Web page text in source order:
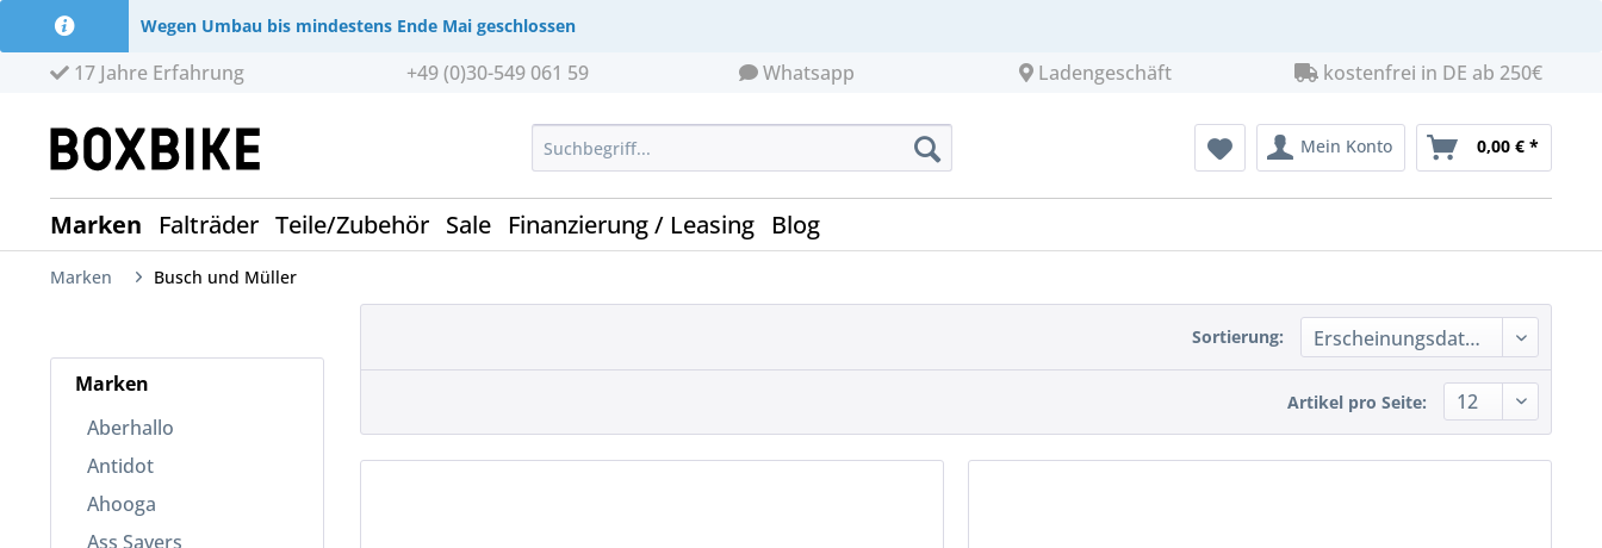
Wegen Umbau bis mindestens Ende Mai geschlossen
17 Jahre Erfahrung +49 (0)30-549 061 59 Whatsapp Ladengeschäft kostenfrei in DE ab 250€
Mein Konto 0,00 € *
Marken Falträder Teile/Zubehör Sale Finanzierung / Leasing Blog
Marken Busch und Müller
Marken
Aberhallo
Antidot
Ahooga
Ass Savers
Sortierung:
Artikel pro Seite: